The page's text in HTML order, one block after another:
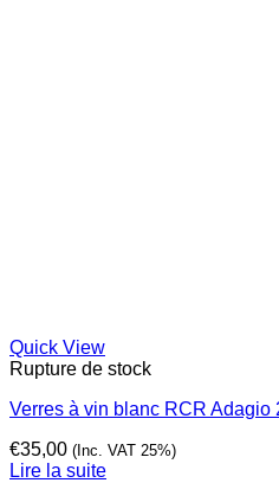
Quick View
Rupture de stock
Verres à vin blanc RCR Adagio
€35,00 (Inc. VAT 25%)
Lire la suite